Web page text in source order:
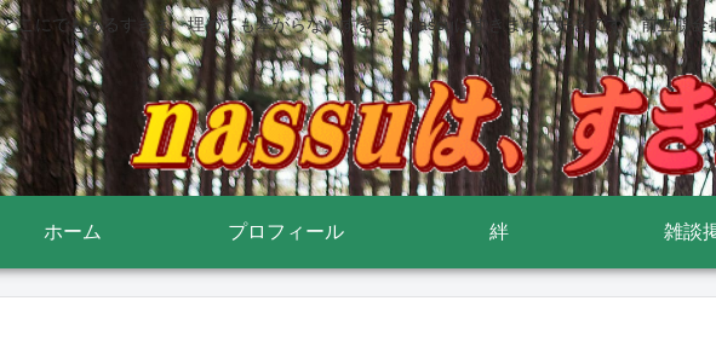
どこにでもあるすきま 埋めても塞がらないすきま nassuはすきまが大好きです 前立腺全
ホーム プロフィール 絆 雑談